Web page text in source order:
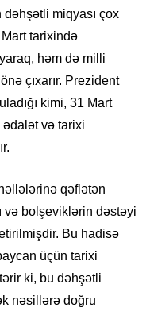
dəhşətli miqyası çox
tarixində
həm də milli
çıxarır. Prezident
kimi, 31 Mart
ədalət və tarixi
qəflətən
və bolşeviklərin dəstəyi
Bu hadisə
üçün tarixi
ki, bu dəhşətli
nəsillərə doğru